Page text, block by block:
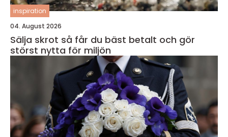
inspiration
04. August 2026
Sälja skrot så får du bäst betalt och gör
störst nytta för miljön